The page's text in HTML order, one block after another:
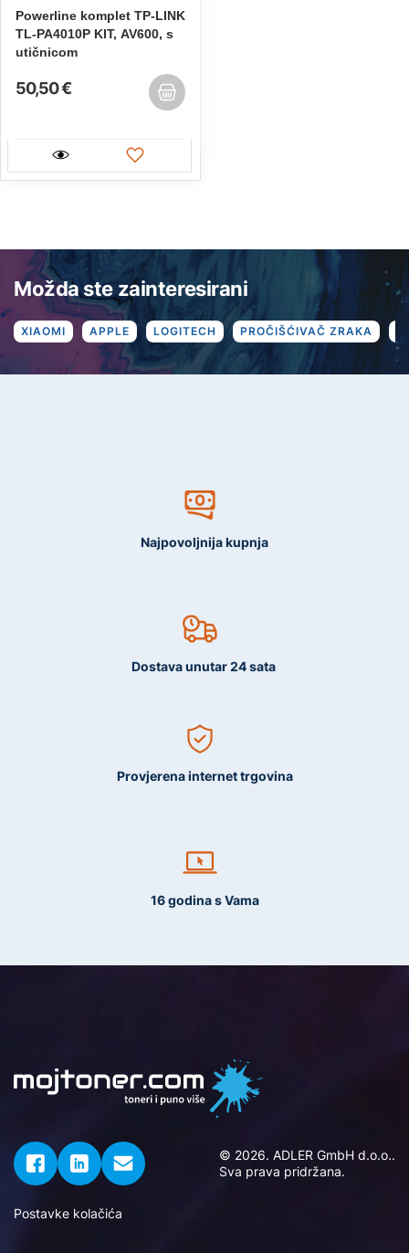
Powerline komplet TP-LINK
TL-PA4010P KIT, AV600, s
utičnicom
50,50 €
Možda ste zainteresirani
XIAOMI APPLE LOGITECH PROČIŠĆIVAČ ZRAKA
Najpovoljnija kupnja
Dostava unutar 24 sata
Provjerena internet trgovina
16 godina s Vama
© 2026. ADLER GmbH d.o.o..
Sva prava pridržana.
Postavke kolačića